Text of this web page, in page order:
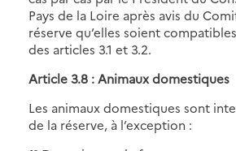
Pays de la Loire après avis du
réserve qu’elles soient
des articles 3.1 et 3.2.
Article 3.8 : Animaux domestiques
Les animaux domestiques sont
de la réserve, à l’exception :